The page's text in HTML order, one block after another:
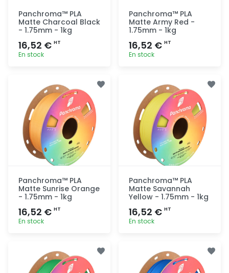
Panchroma™ PLA
Matte Charcoal Black
- 1.75mm - 1kg
16,52 € HT
En stock
rapide
Panchroma™ PLA
Matte Army Red -
1.75mm - 1kg
16,52 € HT
En stock
rapide
Panchroma™ PLA
Matte Sunrise Orange
- 1.75mm - 1kg
16,52 € HT
En stock
rapide
Panchroma™ PLA
Matte Savannah
Yellow - 1.75mm - 1kg
16,52 € HT
En stock
rapide